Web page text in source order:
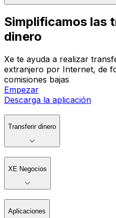
Simplificamos las
dinero
Xe te ayuda a realizar
extranjero por Internet, de
comisiones bajas
Empezar
Descarga la aplicación
Transferir dinero
XE Negocios
Aplicaciones